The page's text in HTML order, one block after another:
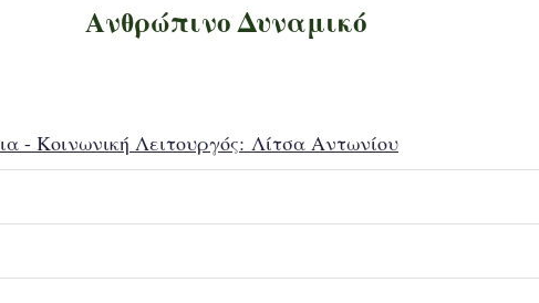
Ανθρώπινο Δυναμικό
- Κοινωνική Λειτουργός: Λίτσα Αντωνίου